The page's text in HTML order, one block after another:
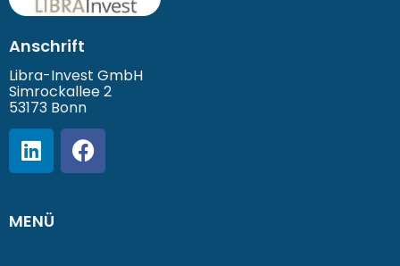
Anschrift
Libra-Invest GmbH
Simrockallee 2
53173 Bonn
MENÜ